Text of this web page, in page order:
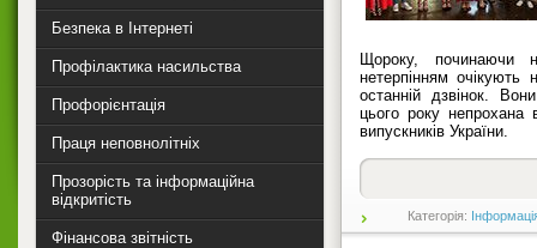
Щороку, починаючи
нетерпінням
останній дзвінок.
цього року непрохана
випускників України.
Категорія:
Безпека в Інтернеті
Профілактика насильства
Профорієнтація
Праця неповнолітніх
Прозорість та інформаційна
відкритість
Фінансова звітність